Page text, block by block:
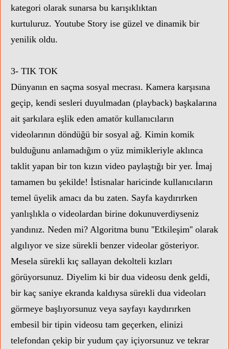
kategori olarak sunarsa bu karışıklıktan
kurtuluruz. Youtube Story ise güzel ve dinamik bir
yenilik oldu.
3- TIK TOK
Dünyanın en saçma sosyal mecrası. Kamera karşısına
geçip, kendi sesleri duyulmadan (playback) başkalarına
ait şarkılara eşlik eden amatör kullanıcıların
videolarının döndüğü bir sosyal ağ. Kimin komik
bulduğunu anlamadığım o yüz mimikleriyle aklınca
taklit yapan bir ton kızın video paylaştığı bir yer. İmaj
tamamen bu şekilde! İstisnalar haricinde kullanıcıların
temel üyelik amacı da bu zaten. Sayfa kaydırırken
yanlışlıkla o videolardan birine dokunuverdiyseniz
yandınız. Neden mi? Algoritma bunu ''Etkileşim'' olarak
algılıyor ve size sürekli benzer videolar gösteriyor.
Mesela sürekli kıç sallayan dekolteli kızları
görüyorsunuz. Diyelim ki bir dua videosu denk geldi,
bir kaç saniye ekranda kaldıysa sürekli dua videoları
görmeye başlıyorsunuz veya sayfayı kaydırırken
embesil bir tipin videosu tam geçerken, elinizi
telefondan çekip bir yudum çay içiyorsunuz ve tekrar